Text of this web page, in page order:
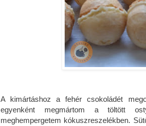
A kimártáshoz a fehér csokoládét
egyenként megmártom a töltött
meghempergetem kókuszreszelékben.